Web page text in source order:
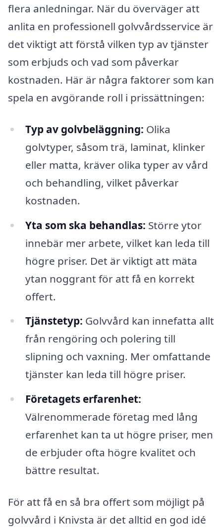
flera anledningar. När du överväger att
anlita en professionell golvvårdsservice är
det viktigt att förstå vilken typ av tjänster
som erbjuds och vad som påverkar
kostnaden. Här är några faktorer som kan
spela en avgörande roll i prissättningen:
Typ av golvbeläggning: Olika
golvtyper, såsom trä, laminat, klinker
eller matta, kräver olika typer av vård
och behandling, vilket påverkar
kostnaden.
Yta som ska behandlas: Större ytor
innebär mer arbete, vilket kan leda till
högre priser. Det är viktigt att mäta
ytan noggrant för att få en korrekt
offert.
Tjänstetyp: Golvvård kan innefatta allt
från rengöring och polering till
slipning och vaxning. Mer omfattande
tjänster kan leda till högre priser.
Företagets erfarenhet:
Välrenommerade företag med lång
erfarenhet kan ta ut högre priser, men
de erbjuder ofta högre kvalitet och
bättre resultat.
För att få en så bra offert som möjligt på
golvvård i Knivsta är det alltid en god idé